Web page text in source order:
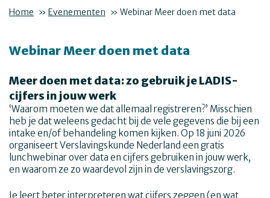
Home » Evenementen » Webinar Meer doen met data
Webinar Meer doen met data
Meer doen met data: zo gebruik je LADIS-
cijfers in jouw werk
‘Waarom moeten we dat allemaal registreren?’ Misschien
heb je dat weleens gedacht bij de vele gegevens die bij een
intake en/of behandeling komen kijken. Op 18 juni 2026
organiseert Verslavingskunde Nederland een gratis
lunchwebinar over data en cijfers gebruiken in jouw werk,
en waarom ze zo waardevol zijn in de verslavingszorg.
Je leert beter interpreteren wat cijfers zeggen (en wat